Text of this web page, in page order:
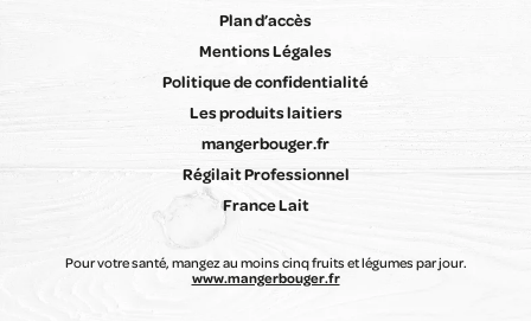
Plan d’accès
Mentions Légales
Politique de confidentialité
Les produits laitiers
mangerbouger.fr
Régilait Professionnel
France Lait
Pour votre santé, mangez au moins cinq fruits et légumes par jour.
www.mangerbouger.fr